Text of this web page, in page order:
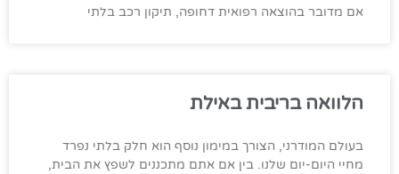
אם מדובר בהוצאה רפואית דחופה, תיקון רכב בלתי
הלוואה בריבית באילת
בעולם המודרני, הצורך במימון נוסף הוא חלק בלתי נפרד
מחיי היום-יום שלנו. בין אם אתם מתכננים לשפץ את הבית,